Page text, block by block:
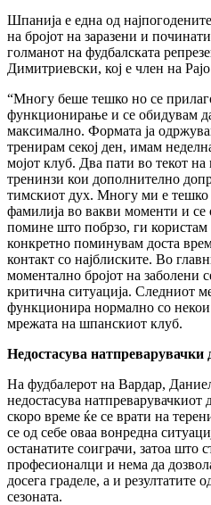
Шпанија е една од
на бројот на заразени и
голманот на фудбалската
Димитриевски, кој е член на
“Многу беше тешко но се
функционирање и се обидувам
максимално. Формата ја
тренирам секој ден, имам
мојот клуб. Два пати во текот
тренинзи кои дополнително
тимскиот дух. Многу ми е
фамилија во вакви моменти и
помине што побрзо, ги
конкретно поминувам доста
контакт со најблиските. Во
моментално бројот на заболени
критична ситуација. Следниот
функционира нормално со
мрежата на шпанскиот клуб.
Недостасува натпреварувачки
На фудбалерот на Вардар,
недостасува
скоро време ќе се врати на
се од себе оваа вонредна
останатите соиграчи, затоа што
професионалци и нема да
досега граделе, а и резултатите
сезоната.